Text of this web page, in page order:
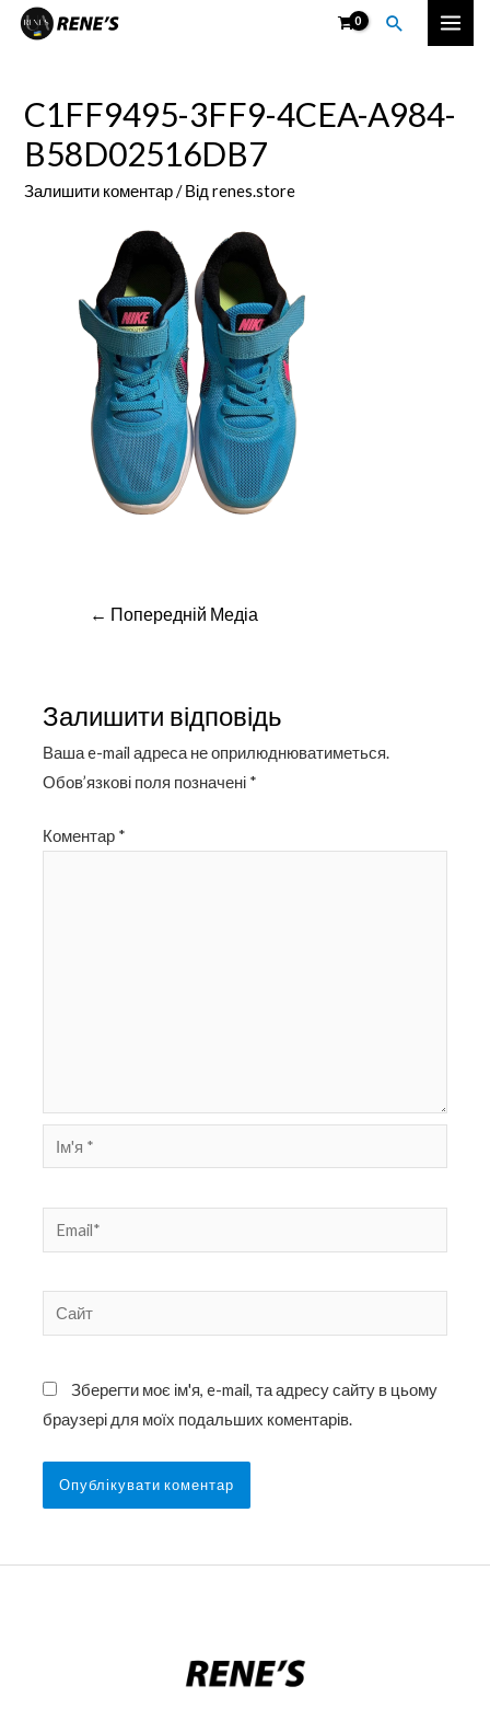
Перейти
Пошук
Main
C1FF9495-3FF9-4CEA-A984-
B58D02516DB7
Залишити коментар / Відrenes.store
Навігація
← Попередній Медіа
Залишити відповідь
Ваша e-mail адреса не оприлюднюватиметься.
Обов’язкові поля позначені *
Коментар *
Ім'я
*
Email*
Сайт
Зберегти моє ім'я, e-mail, та адресу сайту в цьому
браузері для моїх подальших коментарів.